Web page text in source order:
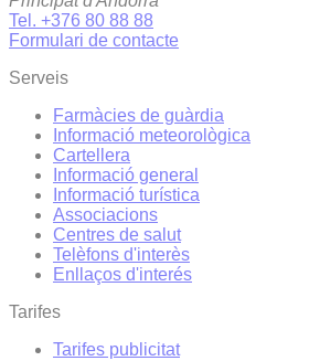
Tel. +376 80 88 88
Formulari de contacte
Serveis
Farmàcies de guàrdia
Informació meteorològica
Cartellera
Informació general
Informació turística
Associacions
Centres de salut
Telèfons d'interès
Enllaços d'interés
Tarifes
Tarifes publicitat